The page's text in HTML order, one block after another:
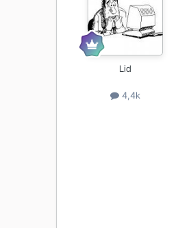
Lid
4,4k